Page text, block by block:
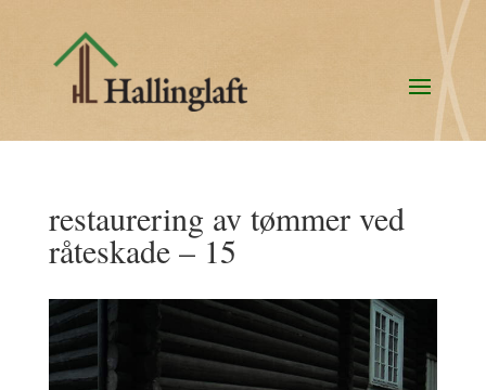
restaurering av tømmer ved
råteskade – 15